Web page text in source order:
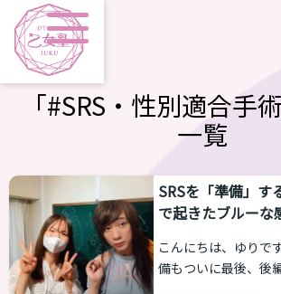
「#SRS・性別適合手
一覧
SRSを「準備」す
で起きたブルーな
こんにちは、ゆりで
備もついに最後、後